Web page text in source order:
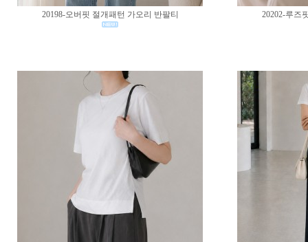
20198-오버핏 절개패턴 가오리 반팔티 20202-루즈